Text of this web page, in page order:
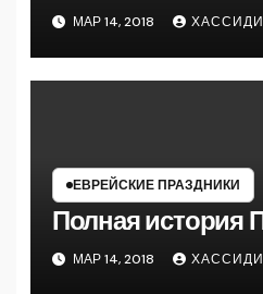
МАР 14, 2018
ЕВРЕЙСКИЕ ПРАЗДНИКИ
Полная история
МАР 14, 2018